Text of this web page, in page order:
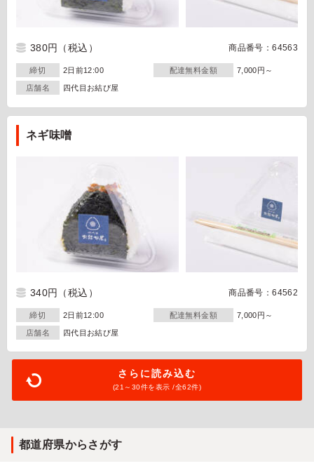
380円 （税込） 商品番号：64563
締切 2日前12:00 配達無料金額 7,000円～
店舗名 四代目お結び屋
ネギ味噌
340円 （税込） 商品番号：64562
締切 2日前12:00 配達無料金額 7,000円～
店舗名 四代目お結び屋
さらに読み込む
(21～ 30件を表示 /全62件)
都道府県からさがす